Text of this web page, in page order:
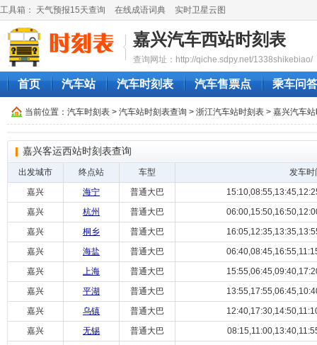
工具箱： 天气预报15天查询 在线成语词典 实时卫星云图
嘉兴汽车西站时刻表
查询网址：http://qiche.sdpy.net/1338shikebiao/
首页 汽车站 汽车时刻表 汽车售票点 乘车问答
当前位置： 汽车时刻表 > 汽车站时刻表查询 > 浙江汽车站时刻表 > 嘉兴汽车
嘉兴客运西站时刻表查询
出发城市 终点站 车型
发车时
嘉兴
海宁 普通大巴
嘉兴
杭州 普通大巴
嘉兴
桐乡 普通大巴
嘉兴
海盐 普通大巴
嘉兴
上海 普通大巴
嘉兴
平湖 普通大巴
嘉兴
乌镇 普通大巴
嘉兴
无锡 普通大巴